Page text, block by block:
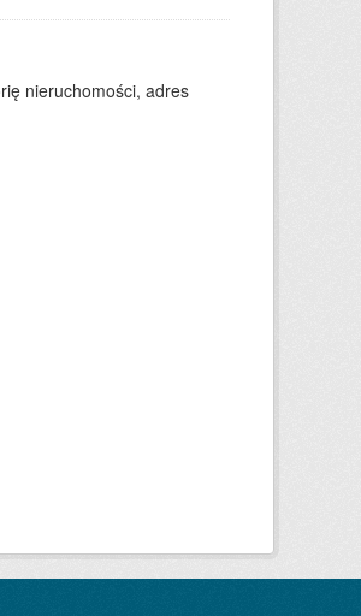
nieruchomości, adres